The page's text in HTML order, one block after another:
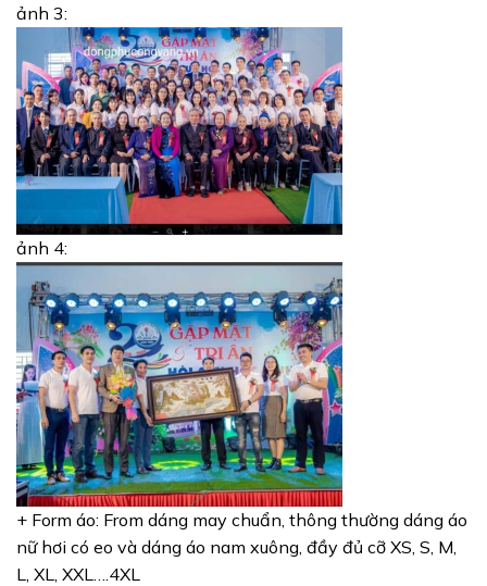
ảnh 3:
ảnh 4:
+ Form áo: From dáng may chuẩn, thông thường dáng áo
nữ hơi có eo và dáng áo nam xuông, đầy đủ cỡ XS, S, M,
L, XL, XXL….4XL